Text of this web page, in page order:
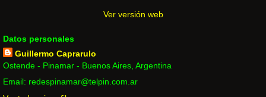
Ver versión web
Datos personales
Guillermo Caprarulo
Ostende - Pinamar - Buenos Aires, Argentina
Email: redespinamar@telpin.com.ar